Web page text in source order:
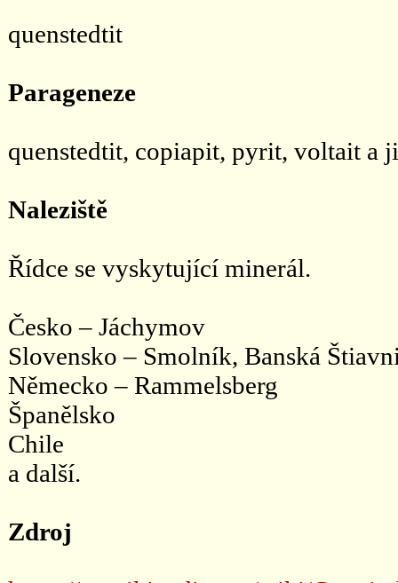
quenstedtit
Parageneze
quenstedtit, copiapit, pyrit, voltait a
Naleziště
Řídce se vyskytující minerál.
Česko – Jáchymov
Slovensko – Smolník, Banská
Německo – Rammelsberg
Španělsko
Chile
a další.
Zdroj